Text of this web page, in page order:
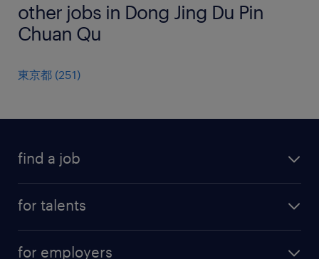
other jobs in Dong Jing Du Pin
Chuan Qu
東京都 (251)
find a job
for talents
for employers